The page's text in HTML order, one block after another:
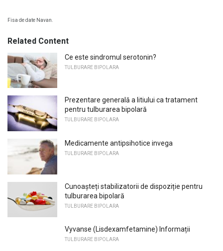
Fisa de date Navan.
Related Content
Ce este sindromul serotonin?
TULBURARE BIPOLARA
Prezentare generală a litiului ca tratament
pentru tulburarea bipolară
TULBURARE BIPOLARA
Medicamente antipsihotice invega
TULBURARE BIPOLARA
Cunoașteți stabilizatorii de dispoziție pentru
tulburarea bipolară
TULBURARE BIPOLARA
Vyvanse (Lisdexamfetamine) Informații
TULBURARE BIPOLARA